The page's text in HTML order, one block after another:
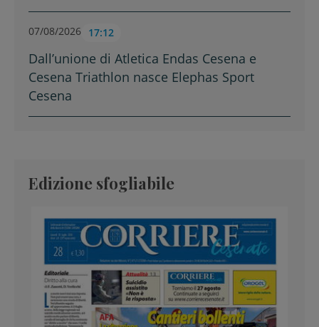
07/08/2026 17:12
Dall’unione di Atletica Endas Cesena e
Cesena Triathlon nasce Elephas Sport
Cesena
Edizione sfogliabile